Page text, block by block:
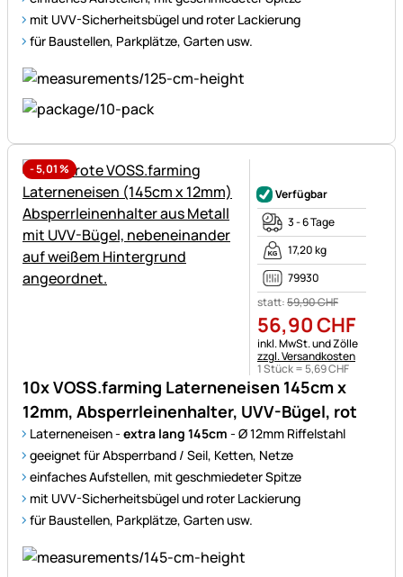
mit UVV-Sicherheitsbügel und roter Lackierung
für Baustellen, Parkplätze, Garten usw.
-5,01%
10x VOSS.farming Laterneneisen 145cm x
12mm, Absperrleinenhalter, UVV-Bügel, rot
Laterneneisen - extra lang 145cm - Ø 12mm Riffelstahl
geeignet für Absperrband / Seil, Ketten, Netze
einfaches Aufstellen, mit geschmiedeter Spitze
mit UVV-Sicherheitsbügel und roter Lackierung
für Baustellen, Parkplätze, Garten usw.
Verfügbar
3 - 6 Tage
17,20 kg
79930
statt:59,90CHF
56,90CHF
Steuerhinweis:
inkl. MwSt. und Zölle
zzgl. Versandkosten
1 Stück = 5,69CHF